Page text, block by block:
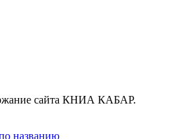
сайта КНИА КАБАР.
названию